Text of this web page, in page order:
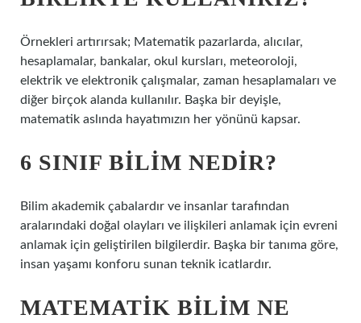
Örnekleri artırırsak; Matematik pazarlarda, alıcılar,
hesaplamalar, bankalar, okul kursları, meteoroloji,
elektrik ve elektronik çalışmalar, zaman hesaplamaları ve
diğer birçok alanda kullanılır. Başka bir deyişle,
matematik aslında hayatımızın her yönünü kapsar.
6 SINIF BILIM NEDIR?
Bilim akademik çabalardır ve insanlar tarafından
aralarındaki doğal olayları ve ilişkileri anlamak için evreni
anlamak için geliştirilen bilgilerdir. Başka bir tanıma göre,
insan yaşamı konforu sunan teknik icatlardır.
MATEMATIK BILIM NE